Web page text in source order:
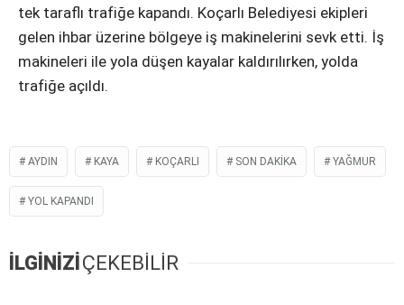
tek taraflı trafiğe kapandı. Koçarlı Belediyesi ekipleri
gelen ihbar üzerine bölgeye iş makinelerini sevk etti. İş
makineleri ile yola düşen kayalar kaldırılırken, yolda
trafiğe açıldı.
AYDIN KAYA KOÇARLI SON DAKIKA YAĞMUR
YOL KAPANDI
İLGİNİZİÇEKEBİLİR